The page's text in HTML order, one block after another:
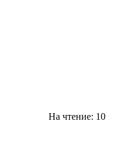
На чтение: 10